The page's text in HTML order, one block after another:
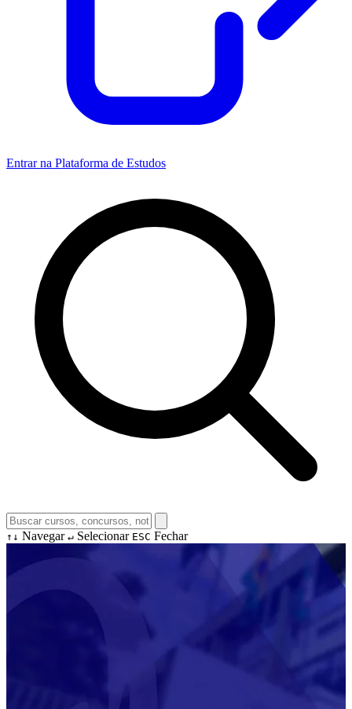
Entrar na Plataforma de Estudos
↑↓ Navegar ↵ Selecionar ESC Fechar